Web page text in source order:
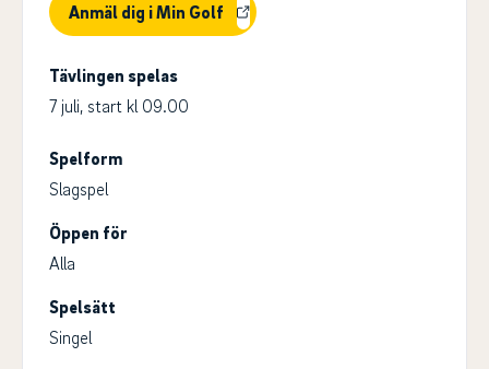
Anmäl dig i Min Golf
Tävlingen spelas
7 juli, start kl 09.00
Spelform
Slagspel
Öppen för
Alla
Spelsätt
Singel